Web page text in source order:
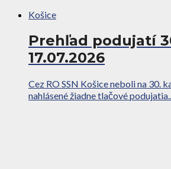
Košice
Prehľad podujatí
17.07.2026
Cez RO SSN Košice neboli na 30.
nahlásené žiadne tlačové podujatia....